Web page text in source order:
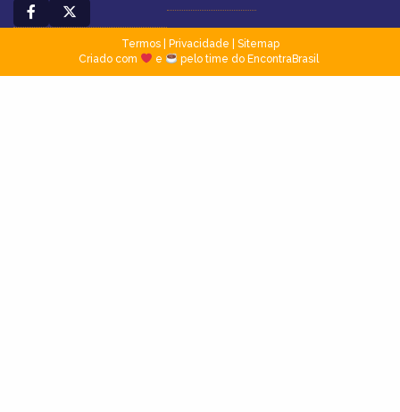
Termos| Privacidade
Sitemap
Criado com
e pelo time do EncontraBrasil